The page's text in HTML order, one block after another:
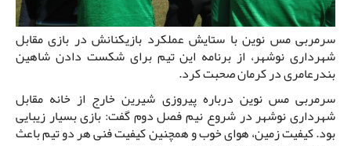
سرمربی مس نوین با ستایش عملکرد بازیکنانش در بازی مقابل
شهرداری نوشهر، از برنامه این تیم برای شکست دادن شاهین
بندرعامری در کرمان صحبت کرد.
سرمربی مس نوین درباره پیروزی شیرین خارج از خانه مقابل
شهرداری نوشهر در شروع نیم فصل دوم گفت: بازی بسیار زیبایی
بود. کیفیت زمین، هوای خوب و همچنین کیفیت فنی هر دو تیم باعث